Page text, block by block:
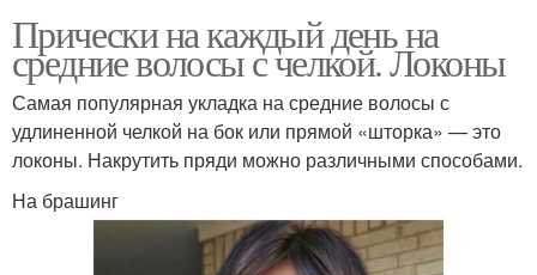
Прически на каждый день на
средние волосы с челкой. Локоны
Самая популярная укладка на средние волосы с
удлиненной челкой на бок или прямой «шторка» — это
локоны. Накрутить пряди можно различными способами.
На брашинг